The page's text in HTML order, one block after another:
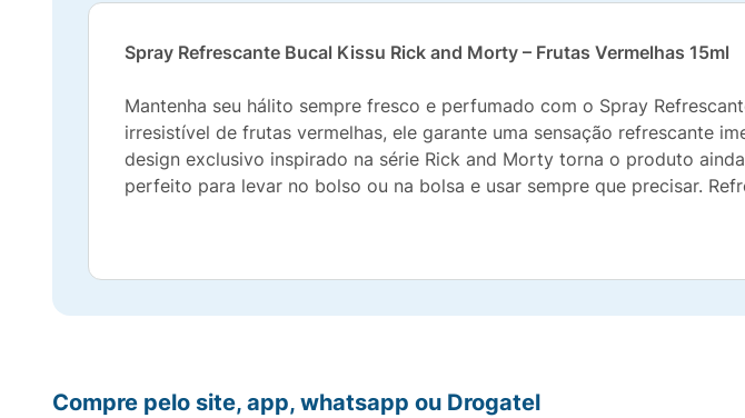
Spray Refrescante Bucal Kissu Rick and Morty – Frutas Vermelhas 15ml
Mantenha seu hálito sempre fresco e perfumado com o Spray
irresistível de frutas vermelhas, ele garante uma sensação refrescante
design exclusivo inspirado na série Rick and Morty torna o produto
perfeito para levar no bolso ou na bolsa e usar sempre que precisar.
Compre pelo site, app, whatsapp ou Drogatel